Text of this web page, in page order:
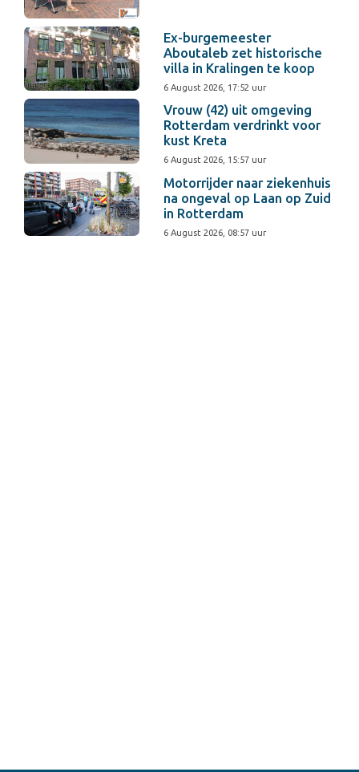
Ex-burgemeester
Aboutaleb zet historische
villa in Kralingen te koop
6 August 2026, 17:52 uur
Vrouw (42) uit omgeving
Rotterdam verdrinkt voor
kust Kreta
6 August 2026, 15:57 uur
Motorrijder naar ziekenhuis
na ongeval op Laan op Zuid
in Rotterdam
6 August 2026, 08:57 uur